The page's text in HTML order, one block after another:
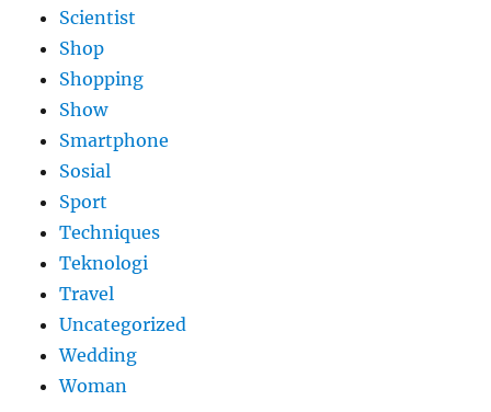
Scientist
Shop
Shopping
Show
Smartphone
Sosial
Sport
Techniques
Teknologi
Travel
Uncategorized
Wedding
Woman